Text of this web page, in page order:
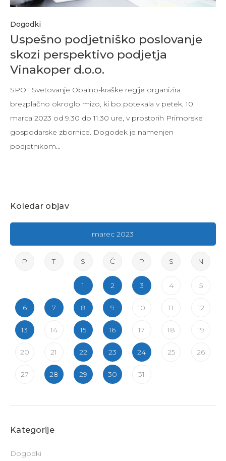
Dogodki
Uspešno podjetniško poslovanje
skozi perspektivo podjetja
Vinakoper d.o.o.
SPOT Svetovanje Obalno-kraške regije organizira
brezplačno okroglo mizo, ki bo potekala v petek, 10.
marca 2023 od 9.30 do 11.30 ure, v prostorih Primorske
gospodarske zbornice. Dogodek je namenjen
podjetnikom…
Koledar objav
marec 2023
P T S Č P S N
1 2 3 4 5
6 7 8 9 10 11 12
13 14 15 16 17 18 19
20 21 22 23 24 25 26
27 28 29 30 31
Kategorije
Dogodki